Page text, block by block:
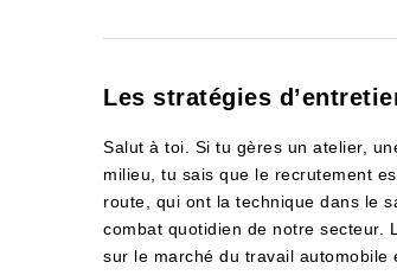
Les stratégies
Salut à toi. Si tu gères un atelier,
milieu, tu sais que le recrutement
route, qui ont la technique dans le
combat quotidien de notre secteur.
sur le marché du travail automobile